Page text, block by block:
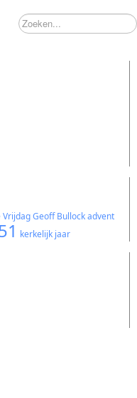
VrijdagGeoff Bullockadvent
kerkelijk jaar